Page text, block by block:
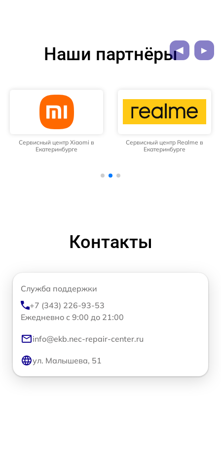
Наши партнёры
Сервисный центр Xiaomi в
Екатеринбурге
Сервисный центр Realme в
Екатеринбурге
Контакты
Служба поддержки
+7 (343) 226-93-53
Ежедневно с 9:00 до 21:00
info@ekb.nec-repair-center.ru
ул. Малышева, 51